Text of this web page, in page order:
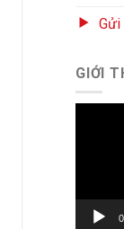
Gửi
GIỚI